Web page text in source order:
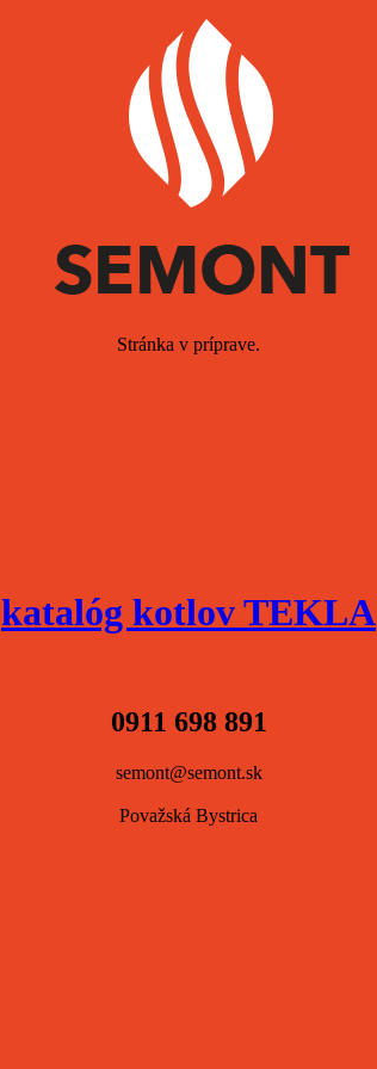
Stránka v príprave.
katalóg kotlov TEKLA
0911 698 891
semont@semont.sk
Považská Bystrica